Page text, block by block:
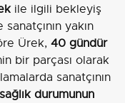
ile ilgili bekleyiş
yakın
Ürek, 40 gündür
bir parçası olarak
sanatçının
sağlık durumunun